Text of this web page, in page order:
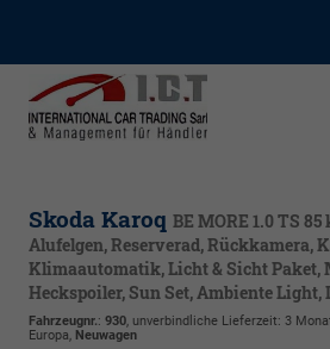
Skoda Karoq BE MORE 1.0 TS
Alufelgen, Reserverad, Rückkamera,
Klimaautomatik, Licht & Sicht Paket,
Heckspoiler, Sun Set, Ambiente Light,
Fahrzeugnr.: 930, unverbindliche Lieferzeit: 3
Europa, Neuwagen